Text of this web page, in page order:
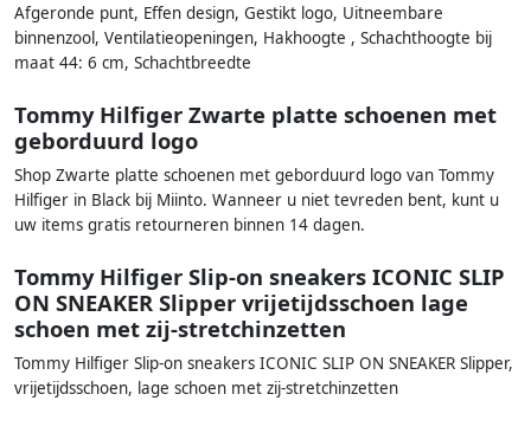
Afgeronde punt, Effen design, Gestikt logo, Uitneembare
binnenzool, Ventilatieopeningen, Hakhoogte , Schachthoogte bij
maat 44: 6 cm, Schachtbreedte
Tommy Hilfiger Zwarte platte schoenen met
geborduurd logo
Shop Zwarte platte schoenen met geborduurd logo van Tommy
Hilfiger in Black bij Miinto. Wanneer u niet tevreden bent, kunt u
uw items gratis retourneren binnen 14 dagen.
Tommy Hilfiger Slip-on sneakers ICONIC SLIP
ON SNEAKER Slipper vrijetijdsschoen lage
schoen met zij-stretchinzetten
Tommy Hilfiger Slip-on sneakers ICONIC SLIP ON SNEAKER Slipper,
vrijetijdsschoen, lage schoen met zij-stretchinzetten